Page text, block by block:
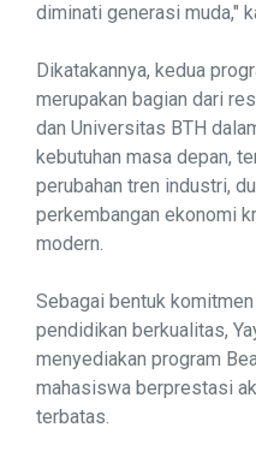
diminati generasi muda,"
Dikatakannya, kedua
merupakan bagian dari
dan Universitas BTH
kebutuhan masa depan,
perubahan tren industri,
perkembangan ekonomi
modern.
Sebagai bentuk
pendidikan berkualitas,
menyediakan program
mahasiswa berprestasi
terbatas.